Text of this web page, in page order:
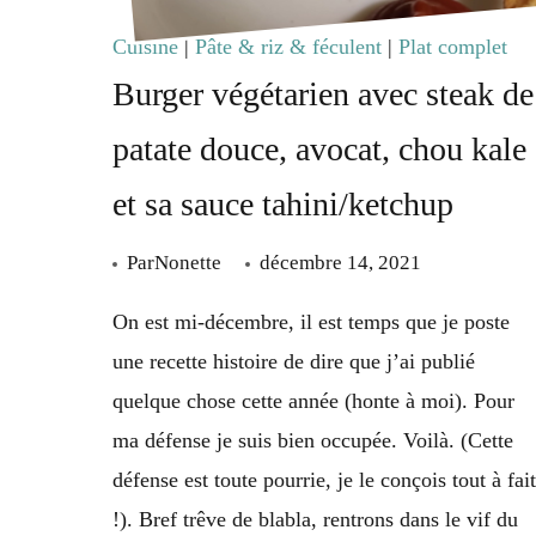
Cuisine | Pâte & riz & féculent | Plat complet
Burger végétarien avec steak de
patate douce, avocat, chou kale
et sa sauce tahini/ketchup
ParNonette décembre 14, 2021
On est mi-décembre, il est temps que je poste
une recette histoire de dire que j’ai publié
quelque chose cette année (honte à moi). Pour
ma défense je suis bien occupée. Voilà. (Cette
défense est toute pourrie, je le conçois tout à fait
!). Bref trêve de blabla, rentrons dans le vif du